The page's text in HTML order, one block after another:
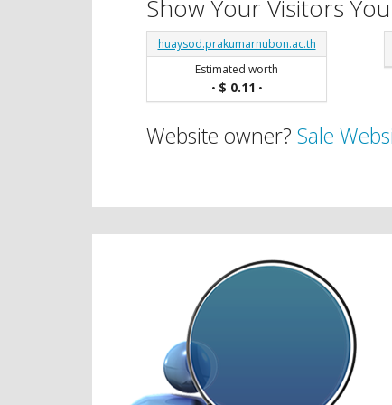
Show Your Visitors
huaysod.prakumarnubon.ac.th
Estimated worth
• $ 0.11 •
Website owner? Sale